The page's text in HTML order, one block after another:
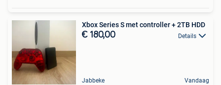
Xbox Series S met controller + 2TB HDD
€ 180,00 Details
Jabbeke Vandaag